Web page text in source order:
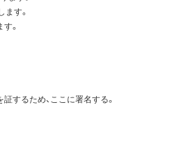
す。
。
するため、ここに署名する。